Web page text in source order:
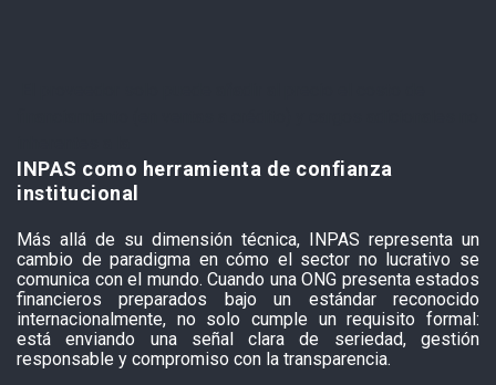
INPAS como herramienta de confianza
institucional
Más allá de su dimensión técnica, INPAS representa un
cambio de paradigma en cómo el sector no lucrativo se
comunica con el mundo. Cuando una ONG presenta estados
financieros preparados bajo un estándar reconocido
internacionalmente, no solo cumple un requisito formal:
está enviando una señal clara de seriedad, gestión
responsable y compromiso con la transparencia.